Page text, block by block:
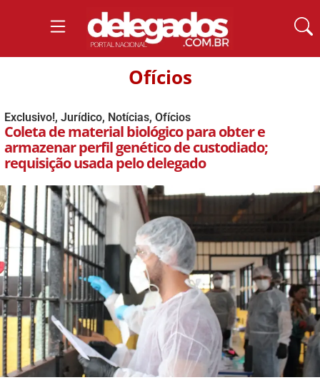
Ofícios
Exclusivo!, Jurídico, Notícias, Ofícios
Coleta de material biológico para obter e
armazenar perfil genético de custodiado;
requisição usada pelo delegado